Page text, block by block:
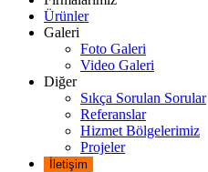
Ürünler
Galeri
Foto Galeri
Video Galeri
Diğer
Sıkça Sorulan Sorular
Referanslar
Hizmet Bölgelerimiz
Projeler
İletişim